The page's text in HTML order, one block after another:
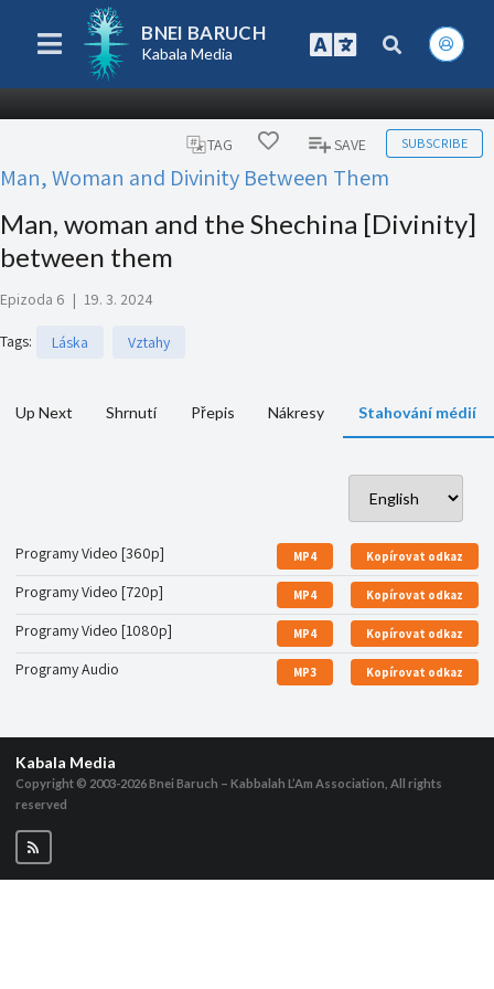
BNEI BARUCH
Kabala Media
TAG SAVE SUBSCRIBE
Man, Woman and Divinity Between Them
Man, woman and the Shechina [Divinity]
between them
Epizoda 6 | 19. 3. 2024
Tags: Láska Vztahy
Up Next Shrnutí Přepis Nákresy Stahování médií
Programy Video [360p] MP4 Kopírovat odkaz
Programy Video [720p] MP4 Kopírovat odkaz
Programy Video [1080p] MP4 Kopírovat odkaz
Programy Audio MP3 Kopírovat odkaz
Kabala Media
Copyright © 2003-2026Bnei Baruch – Kabbalah L’Am Association, All rights
reserved